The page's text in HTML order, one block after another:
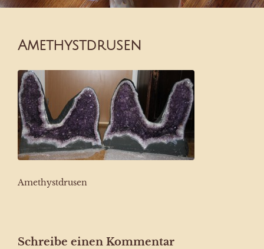
Amethystdrusen
Amethystdrusen
Schreibe einen Kommentar